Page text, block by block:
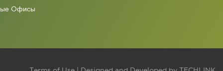
Oфисы